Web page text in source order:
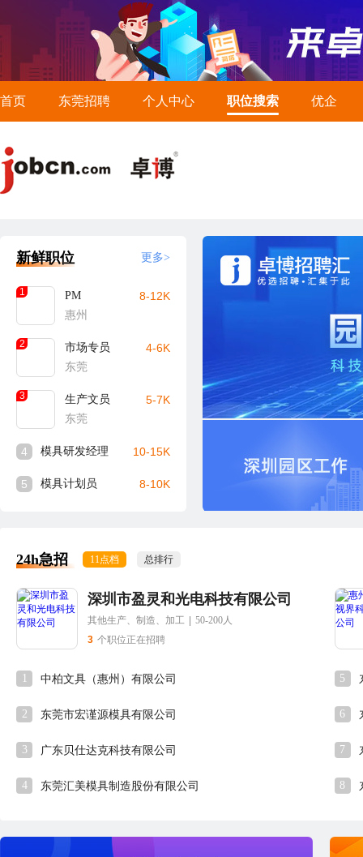
首页 东莞招聘 个人中心 职位搜索 优企
新鲜职位 更多>
1
PM
惠州
8-12K
2
市场专员
东莞
4-6K
3
生产文员
东莞
5-7K
4 模具研发经理 10-15K
5 模具计划员 8-10K
24h急招 11点档 总排行
深圳市盈灵和光电科技有限公司
其他生产、制造、加工
50-200人
3 个职位正在招聘
1 中柏文具（惠州）有限公司
2 东莞市宏谨源模具有限公司
3 广东贝仕达克科技有限公司
4 东莞汇美模具制造股份有限公司
5
6
7
8